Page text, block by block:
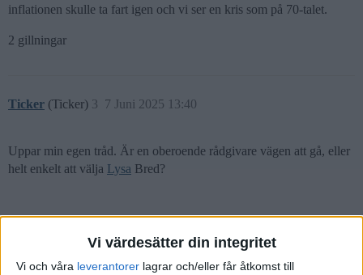
Vi värdesätter din integritet
Vi och våra leverantorer lagrar och/eller får åtkomst till
inflationen skulle ta fart igen och vi ser en kris som på 70-talet.
2 gillningar
Ticker (Ticker) 7 Juni 2025 13:40
3
Uppar min egen tråd. Är en oberoende rådgivare vägen att gå, eller
helt enkelt att välja Lysa Bred?
7 Juni 2025 14:51